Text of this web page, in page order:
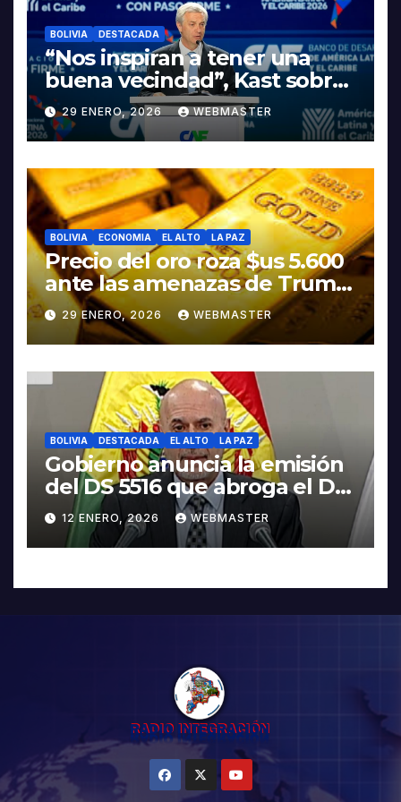
BOLIVIA DESTACADA
“Nos inspiran a tener una
buena vecindad”, Kast sobre
discurso del presidente
Rodrigo Paz
29 ENERO, 2026 WEBMASTER
BOLIVIA ECONOMIA EL ALTO LA PAZ
Precio del oro roza $us 5.600
ante las amenazas de Trump
contra Irán
29 ENERO, 2026 WEBMASTER
BOLIVIA DESTACADA EL ALTO LA PAZ
Gobierno anuncia la emisión
del DS 5516 que abroga el DS
5503
12 ENERO, 2026 WEBMASTER